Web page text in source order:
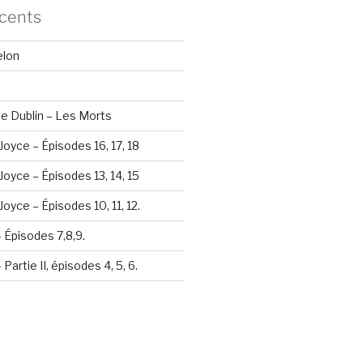
Dublin – Les Morts
– Épisodes 16, 17, 18
– Épisodes 13, 14, 15
– Épisodes 10, 11, 12.
Épisodes 7,8,9.
Partie II, épisodes 4, 5, 6.